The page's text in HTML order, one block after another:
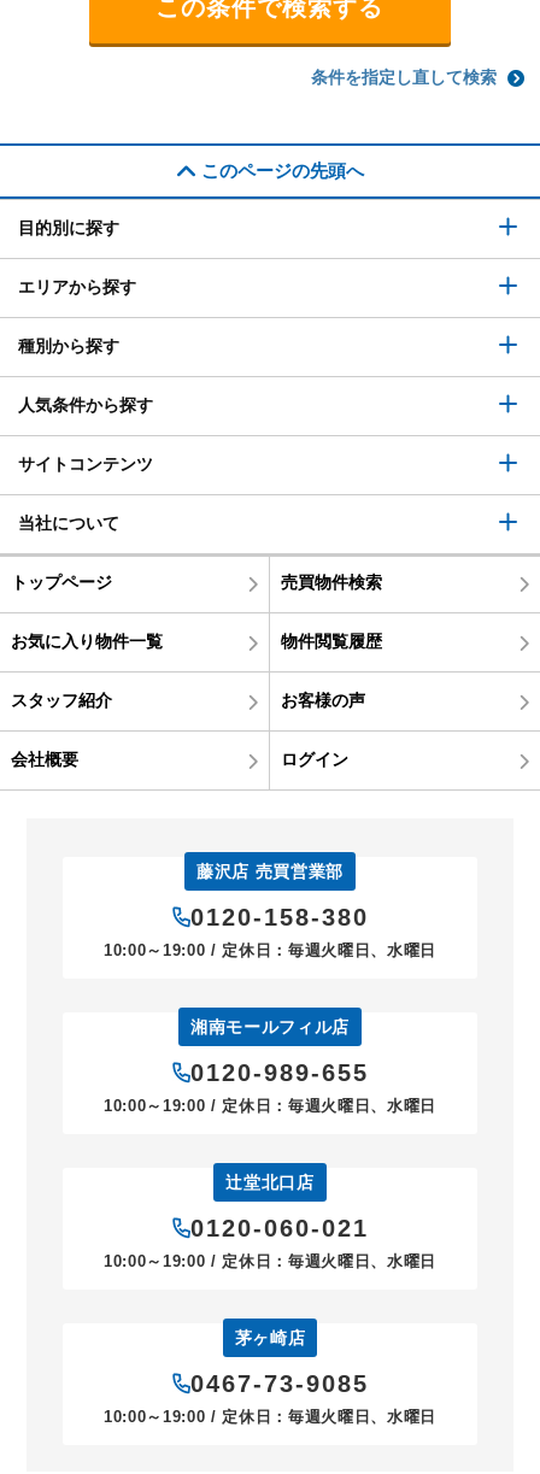
条件を指定し直して検索
このページの先頭へ
目的別に探す
エリアから探す
種別から探す
人気条件から探す
サイトコンテンツ
当社について
トップページ 売買物件検索
お気に入り物件一覧 物件閲覧履歴
スタッフ紹介 お客様の声
会社概要 ログイン
藤沢店 売買営業部
0120-158-380
10:00～19:00 / 定休日：毎週火曜日、水曜日
湘南モールフィル店
0120-989-655
10:00～19:00 / 定休日：毎週火曜日、水曜日
辻堂北口店
0120-060-021
10:00～19:00 / 定休日：毎週火曜日、水曜日
茅ヶ崎店
0467-73-9085
10:00～19:00 / 定休日：毎週火曜日、水曜日